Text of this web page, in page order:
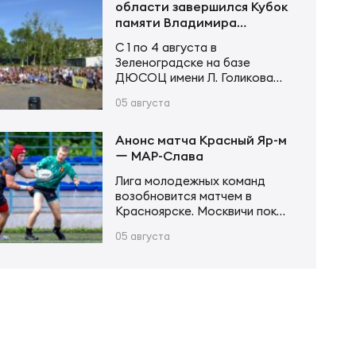
шансов. Счёт открыл Андрей
Поселягин, после чего
Григорий Каргинов трижды
поразил зачётное поле
соперника, оформив хет-трик.
Ещё одну попытку в первой
Толкалов, а Иван Чупров был
области завершился Кубок
памяти Владимира
С 1 по 4 августа в
Зеленоградске на базе
ДЮСОЦ имени Л. Голикова
Владимира Сергеевича
приняли участие более 20
команд в трех возрастных
Мальчики и девочки до 12 лет
(2015–2016 г. р.): Мальчики и
девочки до 14 лет (2013–2014
05 августа
Анонс матча Красный Яр-м
ー МАР-Слава
Лига молодежных команд
возобновится матчем в
Красноярске. Москвичи пока
таблицу, имея в своем активе
05 августа